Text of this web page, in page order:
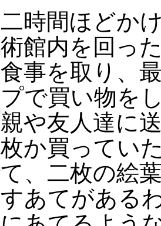
二時間ほどか
術館内を回っ
食事を取り、
プで買い物を
親や友人達に
枚か買ってい
て、二枚の絵
すあてがある